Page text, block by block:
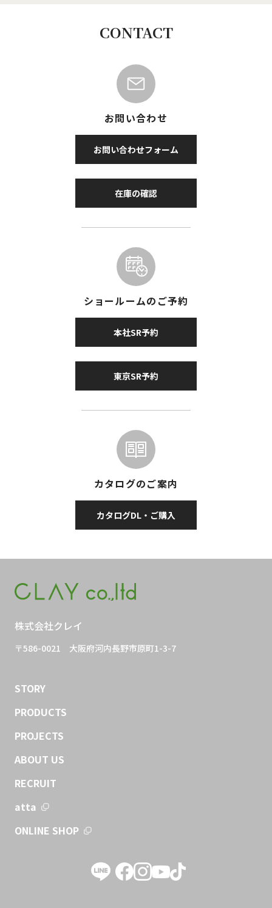
CONTACT
お問い合わせ
お問い合わせフォーム
在庫の確認
ショールームのご予約
本社SR予約
東京SR予約
カタログのご案内
カタログDL・ご購入
株式会社クレイ
〒586-0021 大阪府河内長野市原町1-3-7
STORY
PRODUCTS
PROJECTS
ABOUT US
RECRUIT
atta
ONLINE SHOP